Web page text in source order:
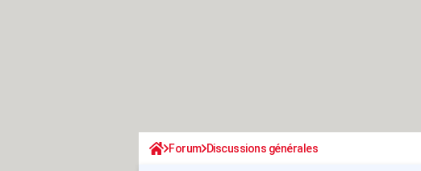
Forum Discussions générales